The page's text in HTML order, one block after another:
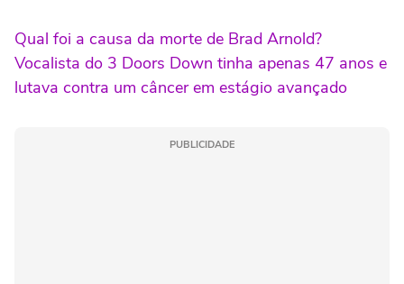
Qual foi a causa da morte de Brad Arnold?
Vocalista do 3 Doors Down tinha apenas 47 anos e
lutava contra um câncer em estágio avançado
PUBLICIDADE